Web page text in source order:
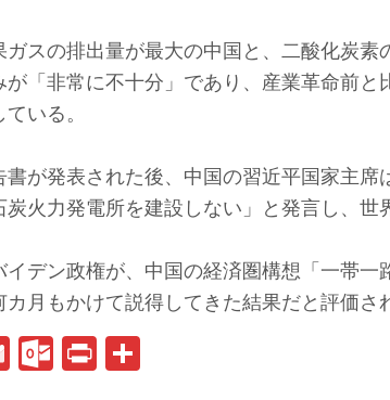
スの排出量が最大の中国と、二酸化炭素
が「非常に不十分」であり、産業革命前と
いる。
が発表された後、中国の習近平国家主席
炭火力発電所を建設しない」と発言し、世
デン政権が、中国の経済圏構想「一帯一
月もかけて説得してきた結果だと評価さ
G
O
Pr